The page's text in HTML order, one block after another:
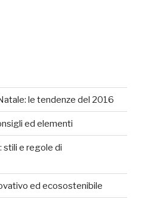
le tendenze del 2016
ed elementi
stili e regole di
ed ecosostenibile